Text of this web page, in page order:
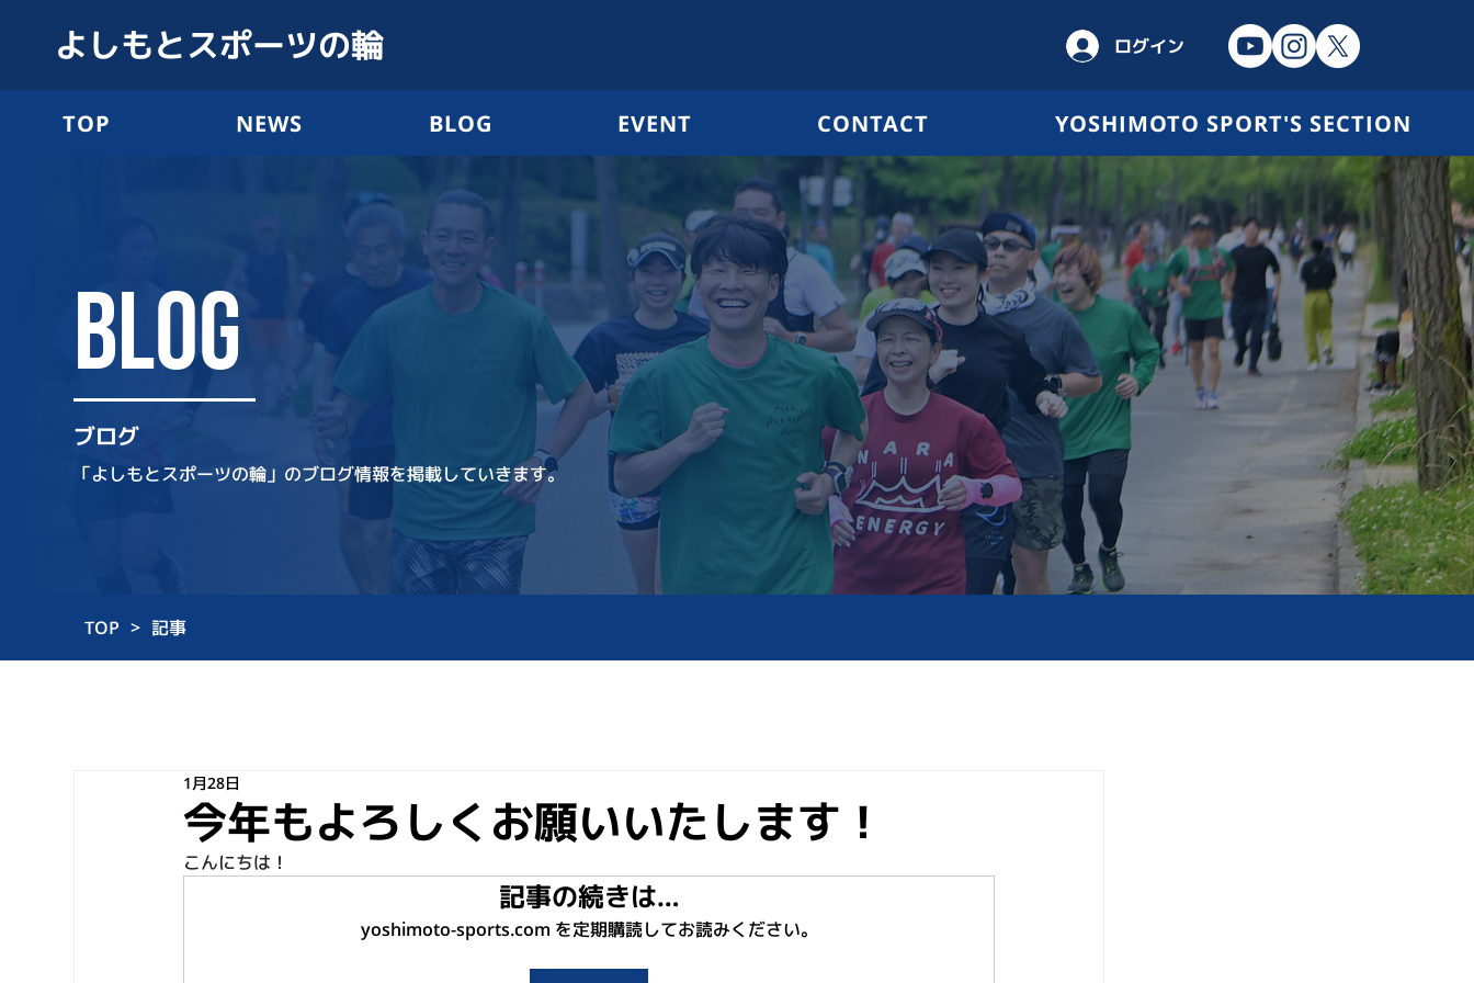
よしもとスポーツの輪 ログイン
TOP NEWS BLOG EVENT CONTACT YOSHIMOTO SPORT'S SECTION
BLOG
ブログ
「よしもとスポーツの輪」のブログ情報を掲載していきます。
TOP > 記事
今年もよろしくお願いいたします！
1月28日
こんにちは！
記事の続きは…
yoshimoto-sports.com を定期購読してお読みください。